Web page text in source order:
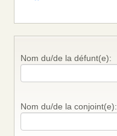
Nom du/de la défunt(e):
Nom du/de la conjoint(e):